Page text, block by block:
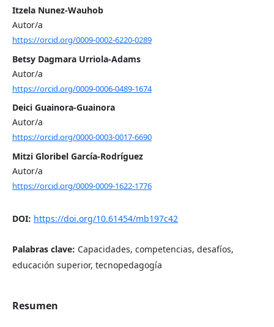
Itzela Nunez-Wauhob
Autor/a
https://orcid.org/0009-0002-6220-0289
Betsy Dagmara Urriola-Adams
Autor/a
https://orcid.org/0009-0006-0489-1674
Deici Guainora-Guainora
Autor/a
https://orcid.org/0000-0003-0017-6690
Mitzi Gloribel García-Rodríguez
Autor/a
https://orcid.org/0009-0009-1622-1776
DOI: https://doi.org/10.61454/mb197c42
Palabras clave: Capacidades, competencias, desafíos,
educación superior, tecnopedagogía
Resumen